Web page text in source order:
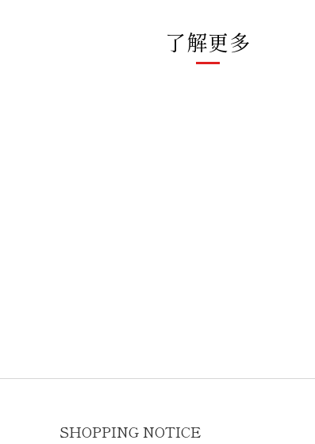
了解更多
SHOPPING NOTICE